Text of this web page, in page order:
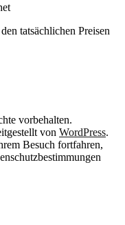
tatsächlichen Preisen
vorbehalten.
von WordPress.
Besuch fortfahren,